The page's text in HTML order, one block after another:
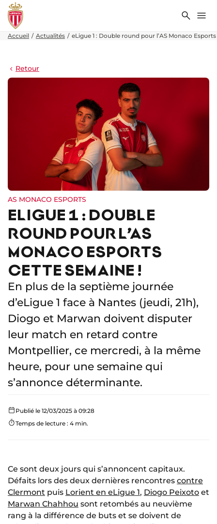
Accueil Actualités eLigue 1 : Double round pour l’AS Monaco
Retour
AS MONACO ESPORTS
ELIGUE 1 : DOUBLE
ROUND POUR L’AS
MONACO ESPORTS
CETTE SEMAINE !
En plus de la septième journée
d’eLigue 1 face à Nantes (jeudi, 21h),
Diogo et Marwan doivent disputer
leur match en retard contre
Montpellier, ce mercredi, à la même
heure, pour une semaine qui
s’annonce déterminante.
Publié le 12/03/2025 à 09:28
Temps de lecture : 4 min.
Ce sont deux jours qui s’annoncent capitaux.
Défaits lors des deux dernières rencontres contre
Clermont puis Lorient en eLigue 1, Diogo Peixoto et
Marwan Chahhou sont retombés au neuvième
rang à la différence de buts et se doivent de